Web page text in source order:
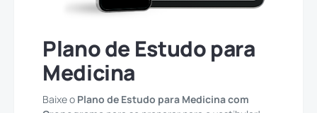
Plano de Estudo para
Medicina
Baixe o Plano de Estudo para Medicina com